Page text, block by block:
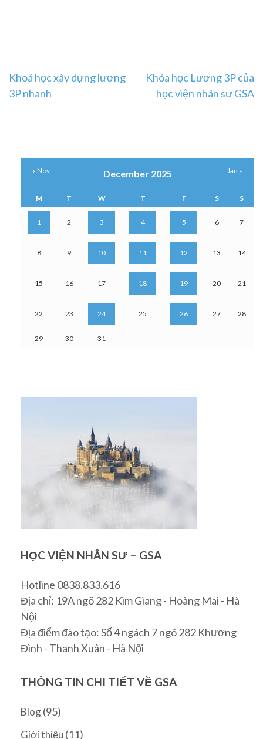
Post
Khoá học xây dựng lương
3P nhanh
Khóa học Lương 3P của
học viện nhân sư GSA
December 2025
M T W T F S S
1 2 3 4 5 6 7
8 9 10 11 12 13 14
15 16 17 18 19 20 21
22 23 24 25 26 27 28
29 30 31
« Nov Jan »
HỌC VIỆN NHÂN SƯ – GSA
Hotline 0838.833.616
Địa chỉ: 19A ngõ 282 Kim Giang - Hoàng Mai - Hà
Nội
Địa điểm đào tạo: Số 4 ngách 7 ngõ 282 Khương
Đình - Thanh Xuân - Hà Nội
THÔNG TIN CHI TIẾT VỀ GSA
Blog(95)
Giới thiệu (11)